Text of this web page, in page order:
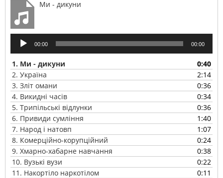
Ми - дикуни
Аудіопрогравач
00:00 00:00
1. Ми - дикуни
0:40
2. Україна
2:14
3. Зліт омани
0:36
4. Викидні часів
0:34
5. Трипільські відлунки
0:36
6. Привиди сумління
1:40
7. Народ і натовп
1:07
8. Комерційно-корупційний
0:24
9. Хмарно-хабарне навчання
0:38
10. Вузькі вузи
0:22
11. Накортіло наркотілом
0:11